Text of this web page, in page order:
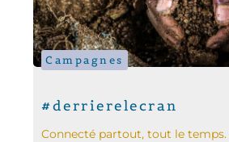
Campagnes
#derrierelecran
Connecté partout, tout le temps.